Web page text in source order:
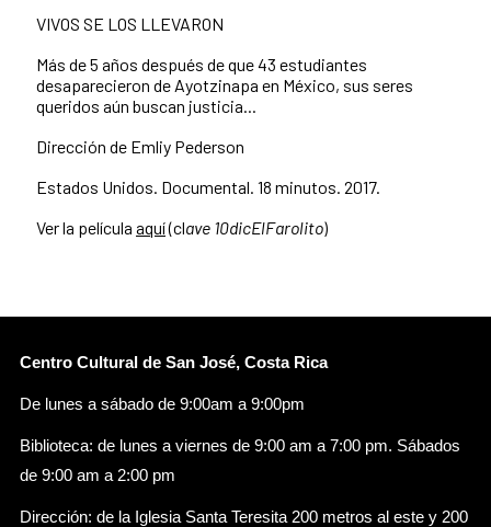
VIVOS SE LOS LLEVARON
Más de 5 años después de que 43 estudiantes
desaparecieron de Ayotzinapa en México, sus seres
queridos aún buscan justicia...
Dirección de Emliy Pederson
Estados Unidos. Documental. 18 minutos. 2017.
Ver la película aquí(clave 10dicElFarolito)
Centro Cultural de San José, Costa Rica
De lunes a sábado de 9:00am a 9:00pm
Biblioteca: de lunes a viernes de 9:00 am a 7:00 pm. Sábados
de 9:00 am a 2:00 pm
Dirección: de la Iglesia Santa Teresita 200 metros al este y 200